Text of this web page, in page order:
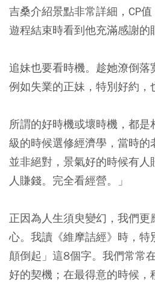
吉桑介紹景點非常詳細，CP
遊程結束時看到他充滿感謝的
追妹也要看時機。趁她潦倒落
例如失業的正妹，特別好約，
所謂的好時機或壞時機，都
級的時候選修經濟學，當時的
並非絕對，景氣好的時候有
人賺錢。完全看經營。」
正因為人生須臾變幻，我們更
心。我讀《維摩詰經》時，特
顛倒起」這8個字。我們常常
好的契機；在最得意的時候，